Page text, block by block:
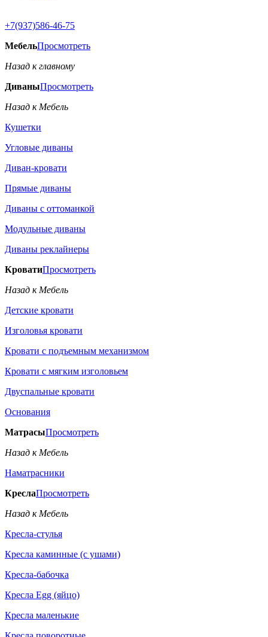
+7(937)586-46-75
МебельПросмотреть
Назад к главному
ДиваныПросмотреть
Назад к Мебель
Кушетки
Угловые диваны
Диван-кровати
Прямые диваны
Диваны с оттоманкой
Модульные диваны
Диваны реклайнеры
КроватиПросмотреть
Назад к Мебель
Детские кровати
Изголовья кровати
Кровати с подъемным механизмом
Кровати с мягким изголовьем
Двуспальные кровати
Основания
МатрасыПросмотреть
Назад к Мебель
Наматрасники
КреслаПросмотреть
Назад к Мебель
Кресла-стулья
Кресла каминные (с ушами)
Кресла-бабочка
Кресла Egg (яйцо)
Кресла маленькие